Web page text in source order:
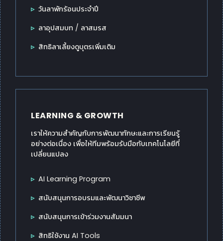
วันลาพักร้อนประจำปี
ลาอุปสมบท / ลาสมรส
สิทธิลาเลี้ยงดูบุตรเพิ่มเติม
LEARNING & GROWTH
เราให้ความสำคัญกับการพัฒนาทักษะและการเรียนรู้
อย่างต่อเนื่อง เพื่อให้ทีมพร้อมรับมือกับเทคโนโลยีที่
เปลี่ยนแปลง
AI Learning Program
สนับสนุนการอบรมและพัฒนาวิชาชีพ
สนับสนุนการเข้าร่วมงานสัมมนา
สิทธิใช้งาน AI Tools